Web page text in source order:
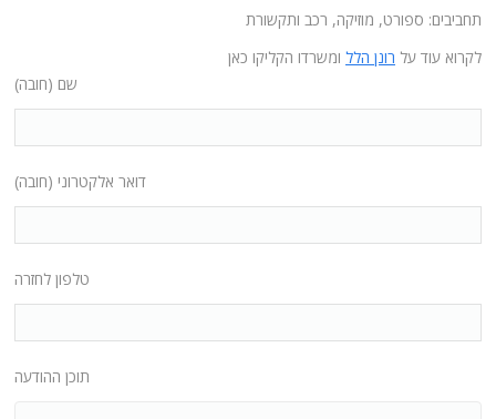
תחביבים: ספורט, מוזיקה, רכב ותקשורת
לקרוא עוד על רונן הלל ומשרדו הקליקו כאן
שם (חובה)
דואר אלקטרוני (חובה)
טלפון לחזרה
תוכן ההודעה